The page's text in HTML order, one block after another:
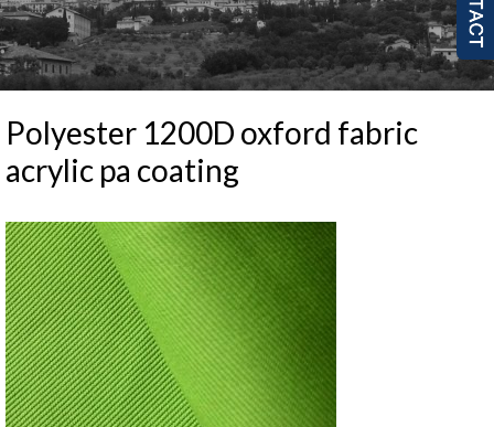
Polyester 1200D oxford fabric
acrylic pa coating